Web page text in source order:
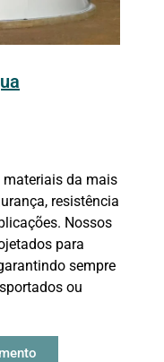
da mais
resistência
Nossos
para
sempre
ou